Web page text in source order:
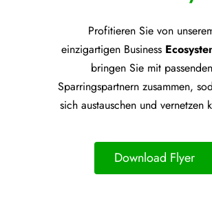
Profitieren Sie von unsere
einzigartigen Business
bringen Sie mit passenden
Sparringspartnern zusammen,
sich austauschen und vernetzen
Download Flyer